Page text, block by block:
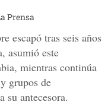
Prensa
escapó tras seis años
asumió este
mientras continúa
grupos de
su antecesora.